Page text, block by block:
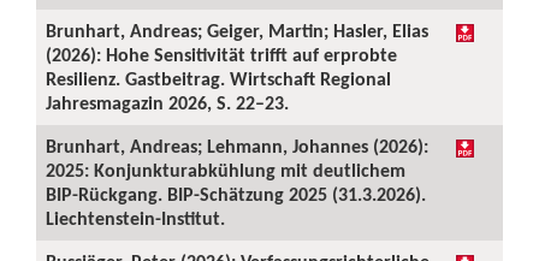
Brunhart, Andreas; Geiger, Martin; Hasler, Elias
(2026): Hohe Sensitivität trifft auf erprobte
Resilienz. Gastbeitrag. Wirtschaft Regional
Jahresmagazin 2026, S. 22–23.
Brunhart, Andreas; Lehmann, Johannes (2026):
2025: Konjunkturabkühlung mit deutlichem
BIP-Rückgang. BIP-Schätzung 2025 (31.3.2026).
Liechtenstein-Institut.